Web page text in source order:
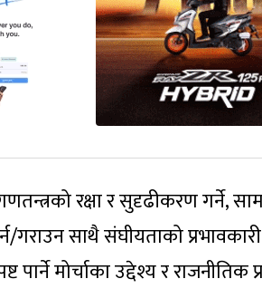
रक्षा र सुदृढीकरण गर्ने,
गराउन साथै संघीयताको
पार्ने मोर्चाका उद्देश्य र